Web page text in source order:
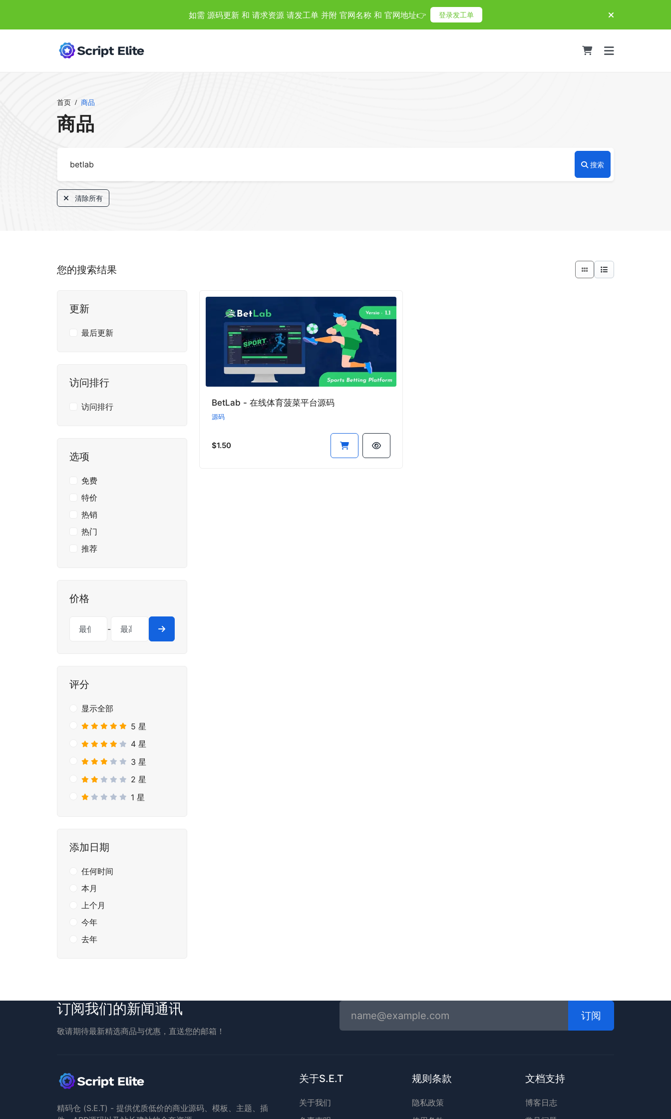
如需 源码更新 和 请求资源 请发工单 并附 官网名称 和 官网地址👉 登录发工单
首页 商品
商品
搜索
清除所有
您的搜索结果
更新
最后更新
访问排行
访问排行
选项
免费
特价
热销
热门
推荐
价格
-
评分
显示全部
5 星
4 星
3 星
2 星
1 星
添加日期
任何时间
本月
上个月
今年
去年
BetLab - 在线体育菠菜平台源码
源码
$1.50
订阅我们的新闻通讯
敬请期待最新精选商品与优惠，直送您的邮箱！
订阅
精码仓 (S.E.T) - 提供优质低价的商业源码、模板、主题、插
关于S.E.T
关于我们
规则条款
隐私政策
文档支持
博客日志